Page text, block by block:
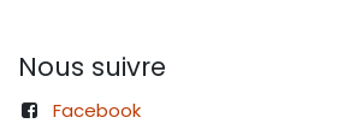
Nous suivre
Facebook